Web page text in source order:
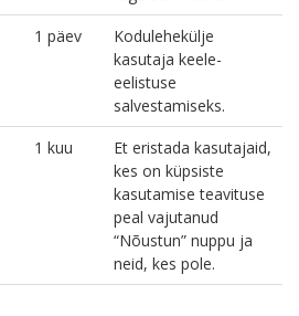
1 päev
Kodulehekülje
kasutaja keele-
eelistuse
salvestamiseks.
1 kuu
Et eristada kasutajaid,
kes on küpsiste
kasutamise teavituse
peal vajutanud
“Nõustun” nuppu ja
neid, kes pole.